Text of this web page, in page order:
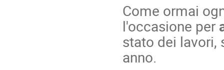
Come ormai
l'occasione per
stato dei lavori,
anno.